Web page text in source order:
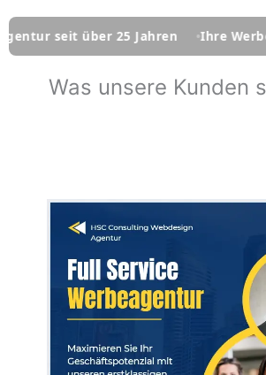
25 Jahren Ihre Werbeagentur
Was unsere Kunden